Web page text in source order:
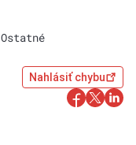
Ostatné
Nahlásiť chybu